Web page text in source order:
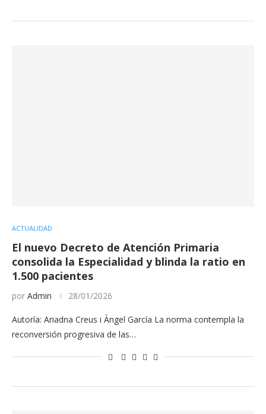
ACTUALIDAD
El nuevo Decreto de Atención Primaria
consolida la Especialidad y blinda la ratio en
1.500 pacientes
por Admin 28/01/2026
Autoría: Ariadna Creus i Àngel García La norma contempla la
reconversión progresiva de las…